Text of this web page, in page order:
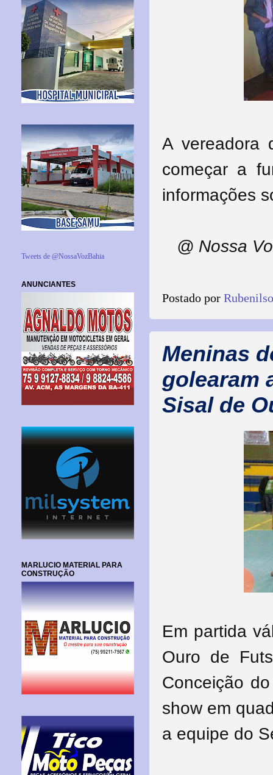
A vereadora
começar a
informações
@ Nossa
Postado por
Meninas
golearam
Sisal de
Em partida
Ouro de
Conceição
show em
a equipe do
Tweets de @NossaVozBahia
ANUNCIANTES
MARLUCIO MATERIAL PARA
CONSTRUÇÃO